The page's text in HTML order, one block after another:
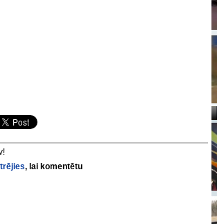
, lai komentētu